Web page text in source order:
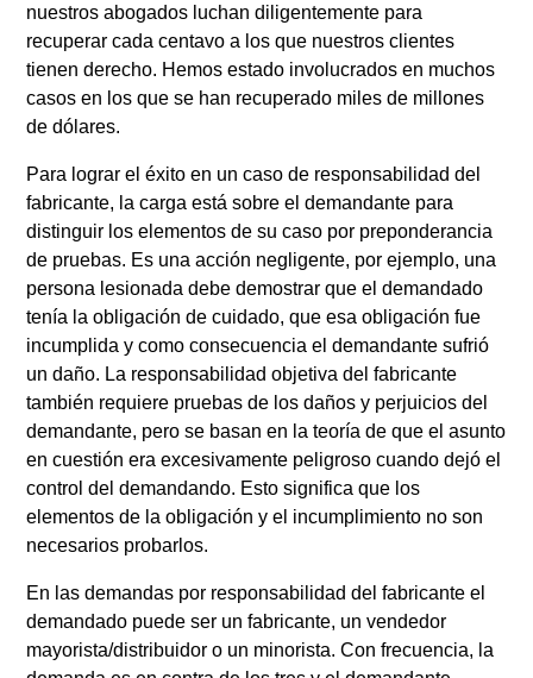
nuestros abogados luchan diligentemente para
recuperar cada centavo a los que nuestros clientes
tienen derecho. Hemos estado involucrados en muchos
casos en los que se han recuperado miles de millones
de dólares.
Para lograr el éxito en un caso de responsabilidad del
fabricante, la carga está sobre el demandante para
distinguir los elementos de su caso por preponderancia
de pruebas. Es una acción negligente, por ejemplo, una
persona lesionada debe demostrar que el demandado
tenía la obligación de cuidado, que esa obligación fue
incumplida y como consecuencia el demandante sufrió
un daño. La responsabilidad objetiva del fabricante
también requiere pruebas de los daños y perjuicios del
demandante, pero se basan en la teoría de que el asunto
en cuestión era excesivamente peligroso cuando dejó el
control del demandando. Esto significa que los
elementos de la obligación y el incumplimiento no son
necesarios probarlos.
En las demandas por responsabilidad del fabricante el
demandado puede ser un fabricante, un vendedor
mayorista/distribuidor o un minorista. Con frecuencia, la